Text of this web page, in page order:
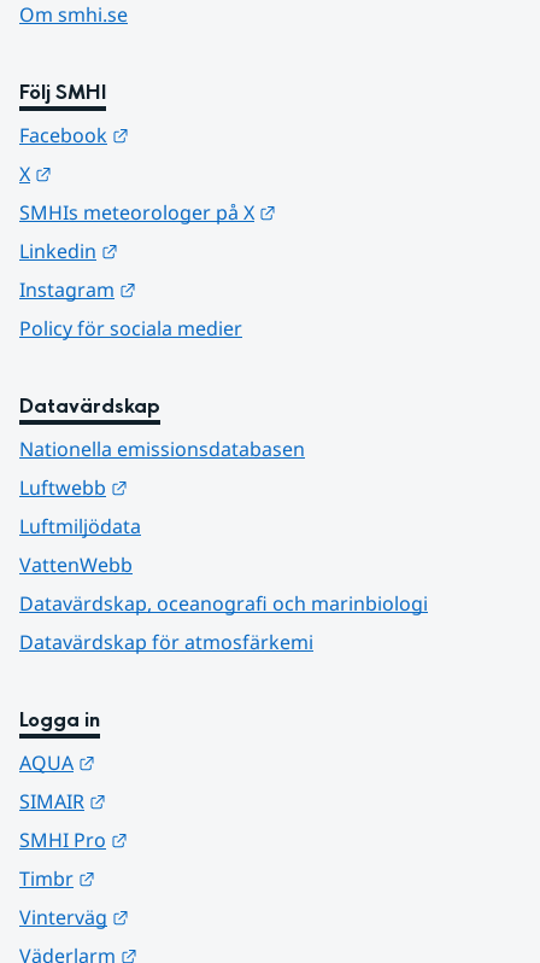
Om smhi.se
Följ SMHI
Facebook
X
SMHIs meteorologer på X
Linkedin
Instagram
Policy för sociala medier
Datavärdskap
Nationella emissionsdatabasen
Luftwebb
Luftmiljödata
VattenWebb
Datavärdskap, oceanografi och marinbiologi
Datavärdskap för atmosfärkemi
Logga in
AQUA
SIMAIR
SMHI Pro
Timbr
Vinterväg
Väderlarm